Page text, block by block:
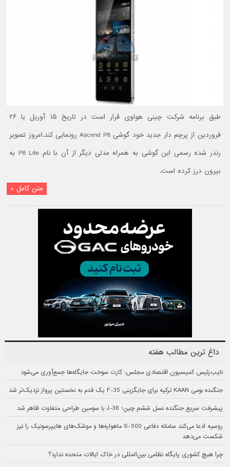
طبق برنامه شرکت چینی هواوی قرار است در تاریخ ۱۵ آوریل یا ۲۶
فروردین از پرچم دار جدید خود گوشی Ascend P8 رونمایی کند.امروز تصویر
رندر شده رسمی این گوشی به همراه مدلی دیگر از آن با نام P8 Lite به
بیرون درز کرده است.
متن کامل »
داغ ترین مطالب هفته
نایب‌رئیس کمیسیون اقتصادی مجلس: کارت سوخت جایگاه‌ها جمع‌آوری می‌شود
جنگنده بومی KAAN ترکیه برای جایگزینی F-35 یک قدم به نخستین پرواز نزدیک‌تر شد
پیشرفت سریع جنگنده نسل ششم چین؛ J-36 با سومین طراحی متفاوت ظاهر شد
روسیه ادعا می‌کند سامانه دفاعی S-500 ماهواره‌ها و موشک‌های هایپرسونیک را نیز
شکست می‌دهد
چرا هیچ کشوری پایگاه نظامی بین‌المللی در خاک ایالات متحده ندارد؟